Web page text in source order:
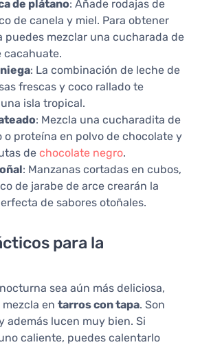
de plátano: Añade rodajas de
de canela y miel. Para obtener
puedes mezclar una cucharada de
cacahuate.
: La combinación de leche de
frescas y coco rallado te
isla tropical.
: Mezcla una cucharadita de
o proteína en polvo de chocolate y
de chocolate negro.
: Manzanas cortadas en cubos,
de jarabe de arce crearán la
de sabores otoñales.
para la
sea aún más deliciosa,
en tarros con tapa. Son
además lucen muy bien. Si
caliente, puedes calentarlo